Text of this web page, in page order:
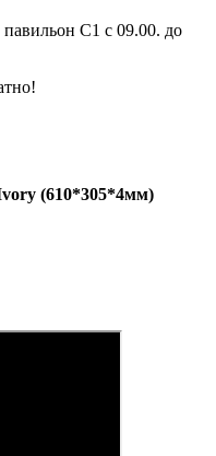
С1 с 09.00. до
(610*305*4мм)